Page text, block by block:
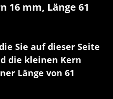
16 mm, Länge 61
Sie auf dieser Seite
die kleinen Kern
Länge von 61